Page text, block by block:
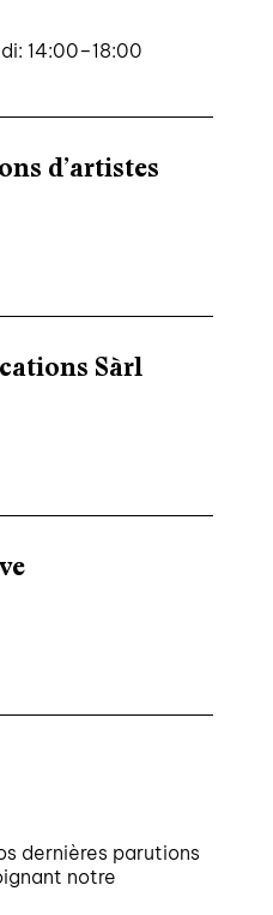
14:00–18:00
d’artistes
Sàrl
dernières parutions
notre